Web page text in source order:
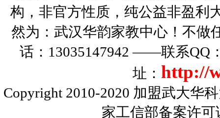
构，非官方性质，纯公益非盈利
然为：武汉华韵家教中心！不做
话：13035147942 ——联系QQ
址： http://
Copyright 2010-2020 加盟武大华
家工信部备案许可